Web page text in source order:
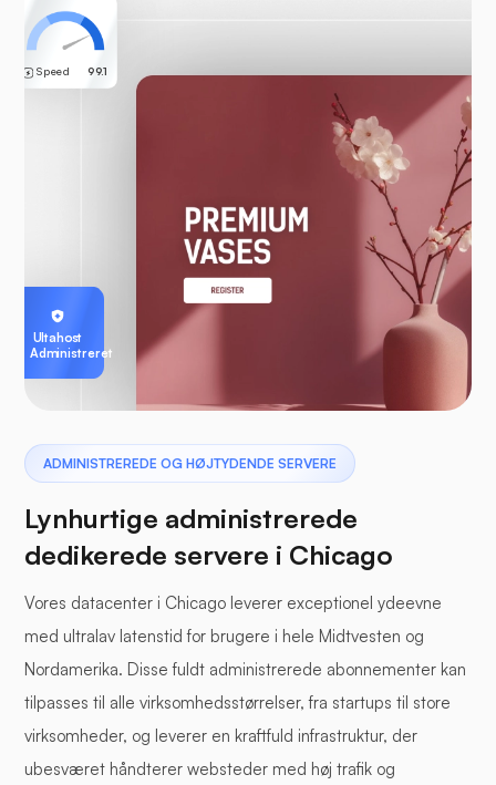
ADMINISTREREDE OG HØJTYDENDE SERVERE
Lynhurtige administrerede
dedikerede servere i Chicago
Vores datacenter i Chicago leverer exceptionel ydeevne
med ultralav latenstid for brugere i hele Midtvesten og
Nordamerika. Disse fuldt administrerede abonnementer kan
tilpasses til alle virksomhedsstørrelser, fra startups til store
virksomheder, og leverer en kraftfuld infrastruktur, der
ubesværet håndterer websteder med høj trafik og
Speed 99.1
Ultahost
Administreret